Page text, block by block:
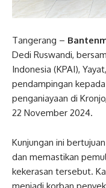
Tangerang –
Dedi Ruswandi,
Indonesia (KPAI),
pendampingan
penganiayaan di
22 November 2024.
Kunjungan ini
dan memastikan
kekerasan tersebut.